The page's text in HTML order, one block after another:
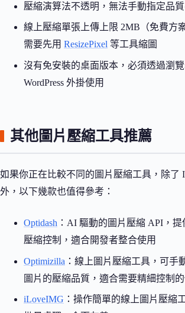
壓縮演算法不透明，無法手動指定品
線上壓縮單張上傳上限 2MB（免費方
需要先用 ResizePixel 等工具縮圖
沒有免安裝的桌面版本，必須透過瀏
WordPress 外掛使用
其他圖片壓縮工具推薦
如果你正在比較不同的圖片壓縮工具，除了
外，以下幾款也值得參考：
Optidash ：AI 驅動的圖片壓縮 API，
壓縮控制，適合開發者整合使用
Optimizilla ：線上圖片壓縮工具，可手
圖片的壓縮品質，適合需要精細控制
iLoveIMG ：操作簡單的線上圖片壓縮